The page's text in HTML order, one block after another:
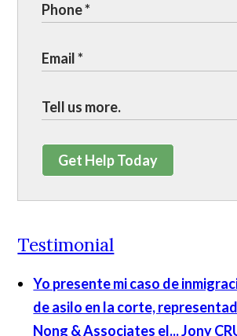
Get Help Today
Testimonial
Yo presente mi caso de
de asilo en la corte,
Nong & Associates el...Jony